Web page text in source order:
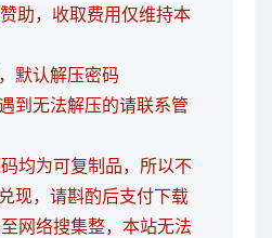
助，收取费用仅维持本
默认解压密码
到无法解压的请联系管
均为可复制品，所以不
现，请斟酌后支付下载
网络搜集整，本站无法